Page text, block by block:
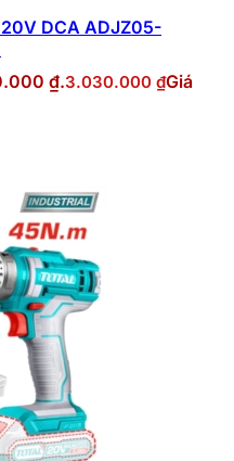
DCA ADJZ05-
₫.3.030.000 ₫Giá